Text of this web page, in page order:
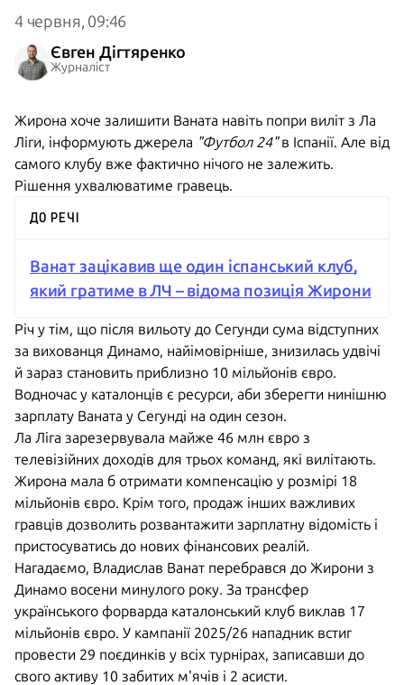
4 червня, 09:46
Євген Дігтяренко
Журналіст
Жирона хоче залишити Ваната навіть попри виліт з Ла
Ліги, інформують джерела "Футбол 24"в Іспанії. Але від
самого клубу вже фактично нічого не залежить.
Рішення ухвалюватиме гравець.
ДО РЕЧІ
Ванат зацікавив ще один іспанський клуб,
який гратиме в ЛЧ – відома позиція Жирони
Річ у тім, що після вильоту до Сегунди сума відступних
за вихованця Динамо, найімовірніше, знизилась удвічі
й зараз становить приблизно 10 мільйонів євро.
Водночас у каталонців є ресурси, аби зберегти нинішню
зарплату Ваната у Сегунді на один сезон.
Ла Ліга зарезервувала майже 46 млн євро з
телевізійних доходів для трьох команд, які вилітають.
Жирона мала б отримати компенсацію у розмірі 18
мільйонів євро. Крім того, продаж інших важливих
гравців дозволить розвантажити зарплатну відомість і
пристосуватись до нових фінансових реалій.
Нагадаємо, Владислав Ванат перебрався до Жирони з
Динамо восени минулого року. За трансфер
українського форварда каталонський клуб виклав 17
мільйонів євро. У кампанії 2025/26 нападник встиг
провести 29 поєдинків у всіх турнірах, записавши до
свого активу 10 забитих м'ячів і 2 асисти.